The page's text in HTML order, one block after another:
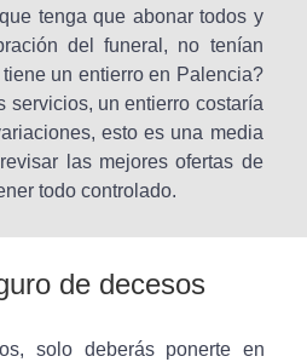
tenga que abonar todos y
del funeral, no tenían
un entierro en Palencia?
servicios, un entierro costaría
esto es una media
las mejores ofertas de
todo controlado.
de decesos
solo deberás ponerte en